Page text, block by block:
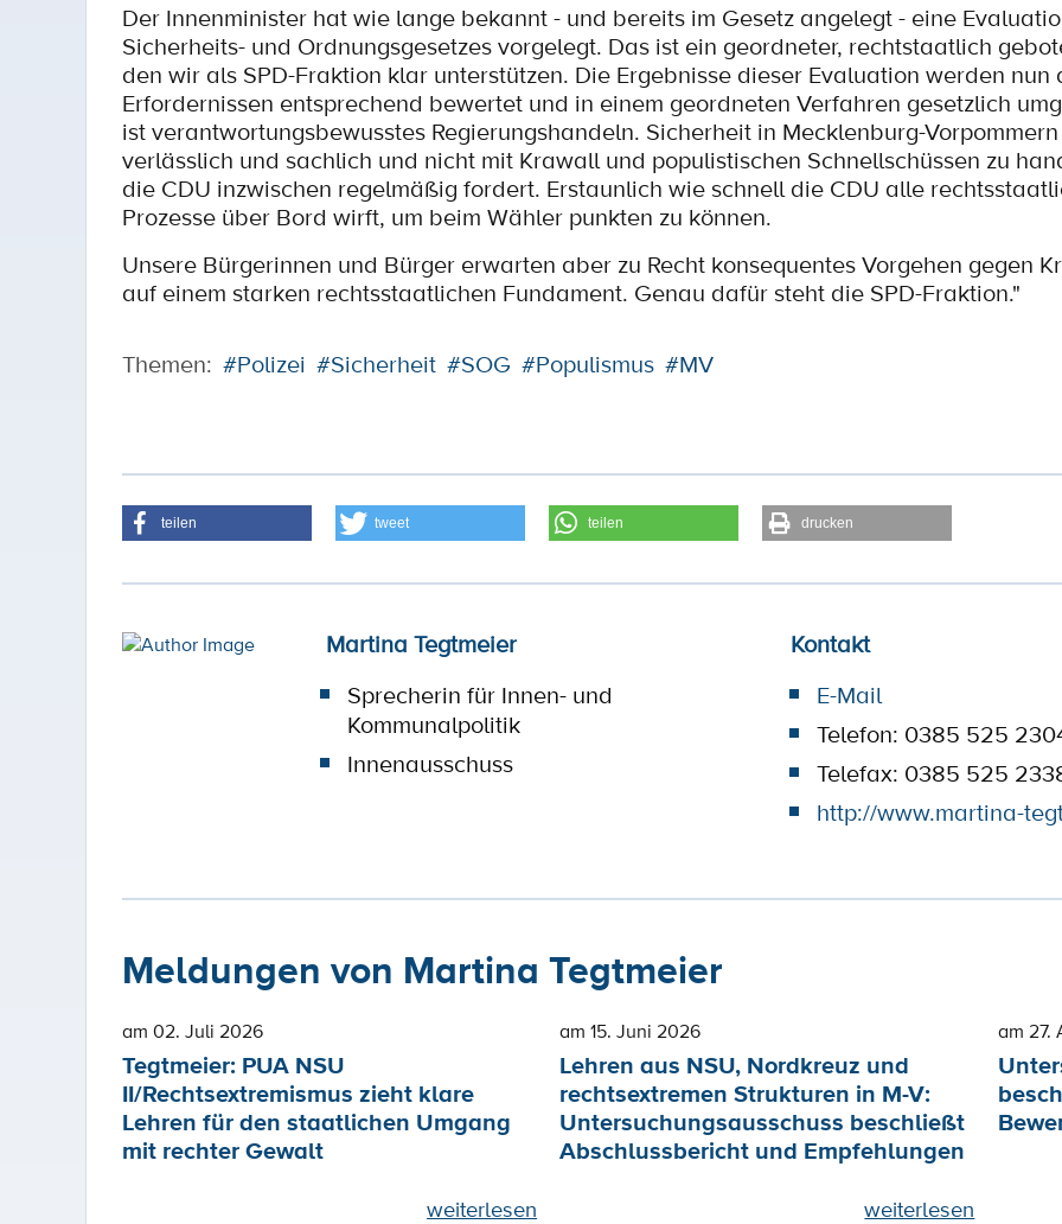
Der Innenminister hat wie lange bekannt - und bereits im Gesetz angelegt - eine
Sicherheits- und Ordnungsgesetzes vorgelegt. Das ist ein geordneter, rechtstaatlich
den wir als SPD-Fraktion klar unterstützen. Die Ergebnisse dieser Evaluation werden nun
Erfordernissen entsprechend bewertet und in einem geordneten Verfahren gesetzlich
ist verantwortungsbewusstes Regierungshandeln. Sicherheit in Mecklenburg-
verlässlich und sachlich und nicht mit Krawall und populistischen Schnellschüssen zu
die CDU inzwischen regelmäßig fordert. Erstaunlich wie schnell die CDU alle
Prozesse über Bord wirft, um beim Wähler punkten zu können.
Unsere Bürgerinnen und Bürger erwarten aber zu Recht konsequentes Vorgehen gegen
auf einem starken rechtsstaatlichen Fundament. Genau dafür steht die SPD-Fraktion."
Themen: #Polizei #Sicherheit #SOG #Populismus #MV
teilen tweet teilen drucken
Martina Tegtmeier
Kontakt
Sprecherin für Innen- und
Kommunalpolitik
Innenausschuss
E-Mail
Telefon: 0385 525
Telefax: 0385 525
http://www.martina-
Meldungen von Martina Tegtmeier
am 02. Juli 2026
Tegtmeier: PUA NSU
II/Rechtsextremismus zieht klare
Lehren für den staatlichen Umgang
mit rechter Gewalt
weiterlesen
am 15. Juni 2026
Lehren aus NSU, Nordkreuz und
rechtsextremen Strukturen in M-V:
Untersuchungsausschuss beschließt
Abschlussbericht und Empfehlungen
weiterlesen
am 27.